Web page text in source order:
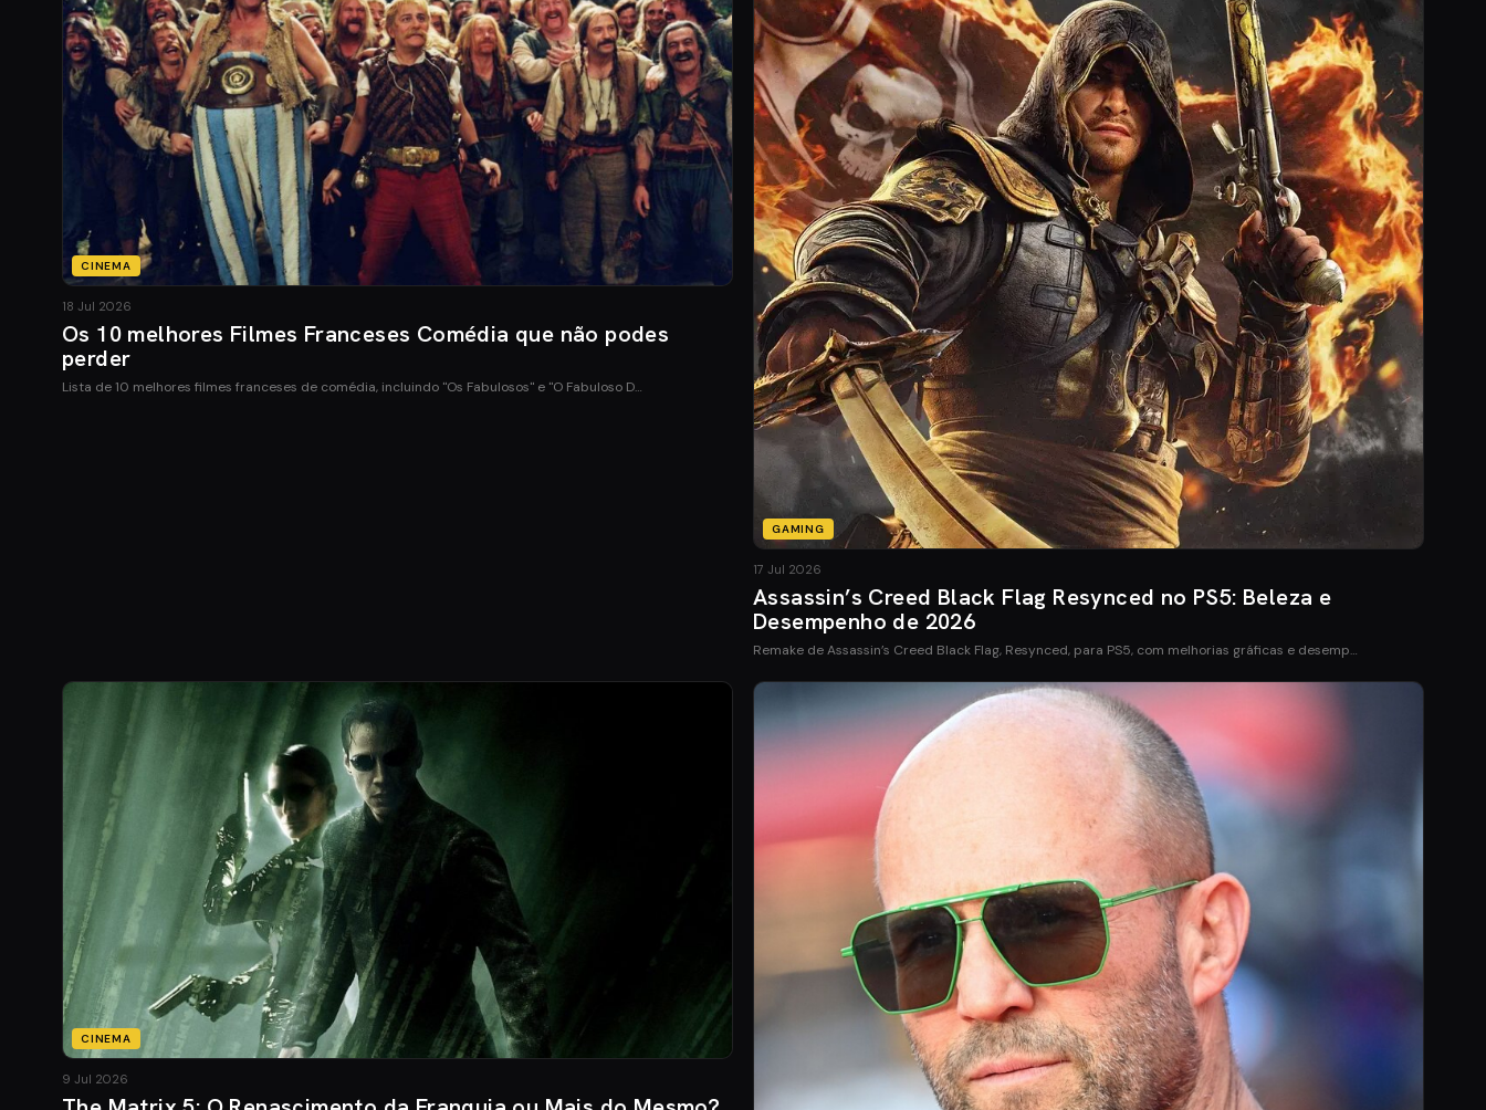
CINEMA
18 Jul 2026
Os 10 melhores Filmes Franceses Comédia que não podes
perder
Lista de 10 melhores filmes franceses de comédia, incluindo "Os Fabulosos" e "O Fabuloso D…
GAMING
17 Jul 2026
Assassin’s Creed Black Flag Resynced no PS5: Beleza e
Desempenho de 2026
Remake de Assassin’s Creed Black Flag, Resynced, para PS5, com melhorias gráficas e desemp…
CINEMA
9 Jul 2026